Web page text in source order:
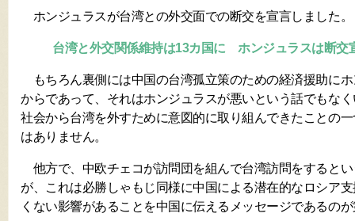
ホンジュラスが台湾との外交面での断交を宣言しました。
台湾と外交関係維持は13カ国に ホンジュラスは断交
もちろん裏側には中国の台湾孤立策のための経済援助に
からであって、それはホンジュラスが悪いという話でもな
社会から台湾を外すために意図的に取り組んできたことの
はありません。
他方で、中欧チェコが訪問団を組んで台湾訪問をすると
が、これは必勝しゃもじ同様に中国による潜在的なロシア
くない影響があることを中国に伝えるメッセージであるの